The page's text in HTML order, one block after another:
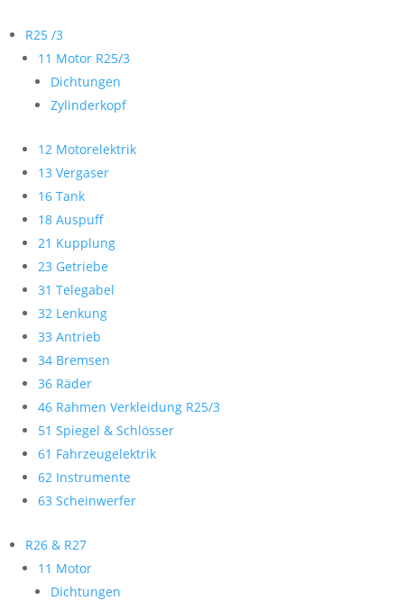
R25 /3
11 Motor R25/3
Dichtungen
Zylinderkopf
12 Motorelektrik
13 Vergaser
16 Tank
18 Auspuff
21 Kupplung
23 Getriebe
31 Telegabel
32 Lenkung
33 Antrieb
34 Bremsen
36 Räder
46 Rahmen Verkleidung R25/3
51 Spiegel & Schlösser
61 Fahrzeugelektrik
62 Instrumente
63 Scheinwerfer
R26 & R27
11 Motor
Dichtungen